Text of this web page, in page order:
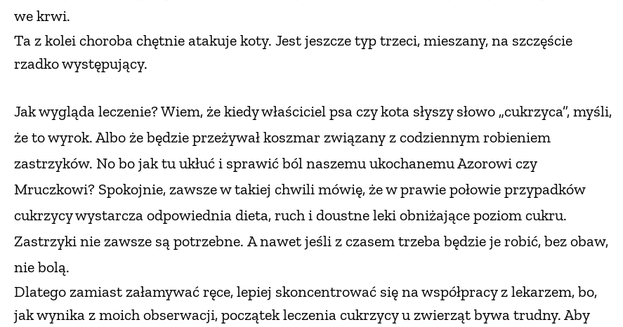
we krwi.
Ta z kolei choroba chętnie atakuje koty. Jest jeszcze typ trzeci, mieszany, na szczęście
rzadko występujący.
Jak wygląda leczenie? Wiem, że kiedy właściciel psa czy kota słyszy słowo „cukrzyca”, myśli,
że to wyrok. Albo że będzie przeżywał koszmar związanyz codziennym robieniem
zastrzyków. No bo jak tu ukłuć i sprawić ból naszemu ukochanemu Azorowi czy
Mruczkowi? Spokojnie, zawsze w takiej chwili mówię, że w prawie połowie przypadków
cukrzycy wystarcza odpowiednia dieta, ruch i doustne leki obniżające poziom cukru.
Zastrzyki nie zawsze są potrzebne. A nawet jeśli z czasem trzeba będzie je robić, bez obaw,
nie bolą.
Dlatego zamiast załamywać ręce, lepiej skoncentrować się na współpracy z lekarzem, bo,
jak wynika z moich obserwacji, początek leczenia cukrzycy u zwierząt bywa trudny. Aby